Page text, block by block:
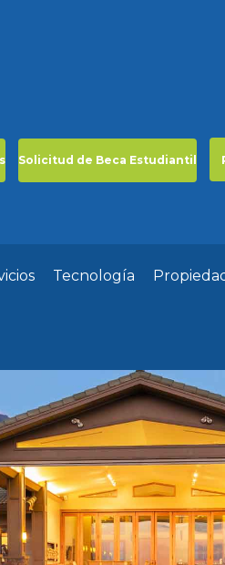
Solicitud de Beca Estudiantil
Tecnología